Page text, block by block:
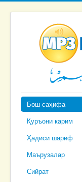
Бош саҳифа
Қуръони карим
Ҳадиси шариф
Маърузалар
Сийрат